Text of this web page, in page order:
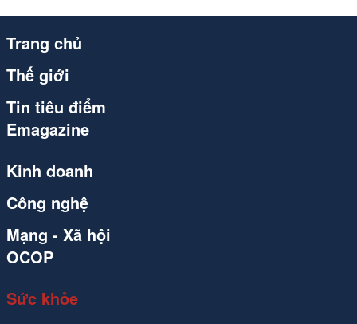
Trang chủ
Thế giới
Tin tiêu điểm
Emagazine
Kinh doanh
Công nghệ
Mạng - Xã hội
OCOP
Sức khỏe